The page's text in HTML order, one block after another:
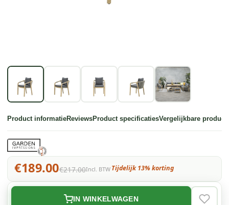
Product informatieReviewsProduct specificatiesVergelijkbare
€189.00€217.00Incl. BTW Tijdelijk 13% korting
IN WINKELWAGEN